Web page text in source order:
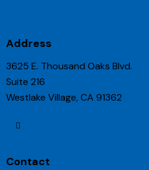
Address
3625 E. Thousand Oaks Blvd.
Suite 216
Westlake Village, CA 91362
Contact